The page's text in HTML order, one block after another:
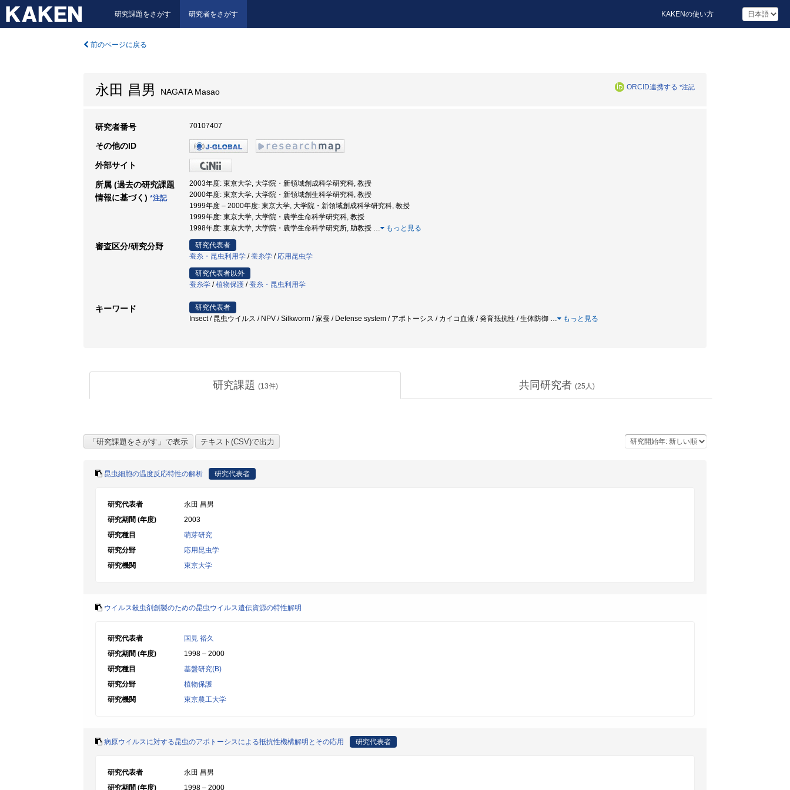
研究課題をさがす 研究者をさがす KAKENの使い方
前のページに戻る
永田 昌男 NAGATA Masao ORCID連携する *注記
研究者番号 70107407
その他のID
外部サイト
所属 (過去の研究課題
情報に基づく) *注記
2003年度: 東京大学, 大学院・新領域創成科学研究科, 教授
2000年度: 東京大学, 大学院・新領域創生科学研究科, 教授
1999年度 – 2000年度: 東京大学, 大学院・新領域創成科学研究科, 教授
1999年度: 東京大学, 大学院・農学生命科学研究科, 教授
1998年度: 東京大学, 大学院・農学生命科学研究所, 助教授 … もっと見る
審査区分/研究分野
研究代表者
蚕糸・昆虫利用学 /蚕糸学 / 応用昆虫学
研究代表者以外
蚕糸学 /植物保護 /蚕糸・昆虫利用学
キーワード
研究代表者
Insect / 昆虫ウイルス / NPV / Silkworm / 家蚕 / Defense system / アポトーシス / カイコ血液 / 発育抵抗性 / 生体防御 … もっと見る
研究課題 (13件) 共同研究者 (25 人)
昆虫細胞の温度反応特性の解析 研究代表者
研究代表者
永田 昌男
研究期間 (年度)
2003
研究種目
萌芽研究
研究分野
応用昆虫学
研究機関
東京大学
ウイルス殺虫剤創製のための昆虫ウイルス遺伝資源の特性解明
研究代表者
国見 裕久
研究期間 (年度)
1998 – 2000
研究種目
基盤研究(B)
研究分野
植物保護
研究機関
東京農工大学
病原ウイルスに対する昆虫のアポトーシスによる抵抗性機構解明とその応用 研究代表者
研究代表者
永田 昌男
研究期間 (年度)
1998 – 2000